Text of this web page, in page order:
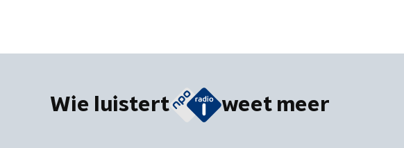
Wie luistert weet meer